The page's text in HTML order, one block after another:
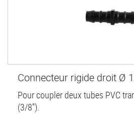
Connecteur rigide droit Ø
Pour coupler deux tubes PVC
(3/8'').